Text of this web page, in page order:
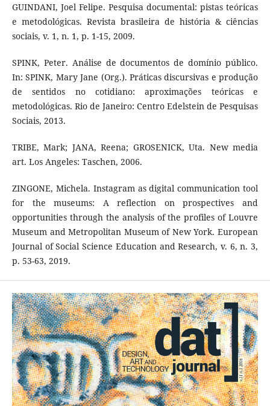
GUINDANI, Joel Felipe. Pesquisa documental: pistas teóricas
e metodológicas. Revista brasileira de história & ciências
sociais, v. 1, n. 1, p. 1-15, 2009.
SPINK, Peter. Análise de documentos de domínio público.
In: SPINK, Mary Jane (Org.). Práticas discursivas e produção
de sentidos no cotidiano: aproximações teóricas e
metodológicas. Rio de Janeiro: Centro Edelstein de Pesquisas
Sociais, 2013.
TRIBE, Mark; JANA, Reena; GROSENICK, Uta. New media
art. Los Angeles: Taschen, 2006.
ZINGONE, Michela. Instagram as digital communication tool
for the museums: A reflection on prospectives and
opportunities through the analysis of the profiles of Louvre
Museum and Metropolitan Museum of New York. European
Journal of Social Science Education and Research, v. 6, n. 3,
p. 53-63, 2019.